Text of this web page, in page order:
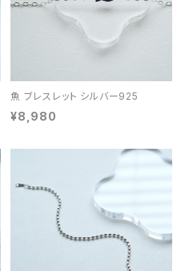
魚 ブレスレット シルバー925
¥8,980